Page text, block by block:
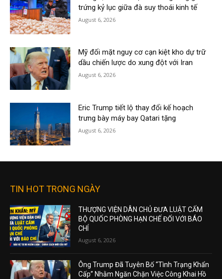
trứng kỷ lục giữa đà suy thoái kinh tế
August 6, 2026
Mỹ đối mặt nguy cơ cạn kiệt kho dự trữ
dầu chiến lược do xung đột với Iran
August 6, 2026
Eric Trump tiết lộ thay đổi kế hoạch
trưng bày máy bay Qatari tặng
August 6, 2026
TIN HOT TRONG NGÀY
THƯỢNG VIỆN DÂN CHỦ ĐƯA LUẬT CẤM
BỘ QUỐC PHÒNG HẠN CHẾ ĐỐI VỚI BÁO
CHÍ
August 6, 2026
Ông Trump Đã Tuyên Bố “Tình Trạng Khẩn
Cấp” Nhằm Ngăn Chặn Việc Công Khai Hồ